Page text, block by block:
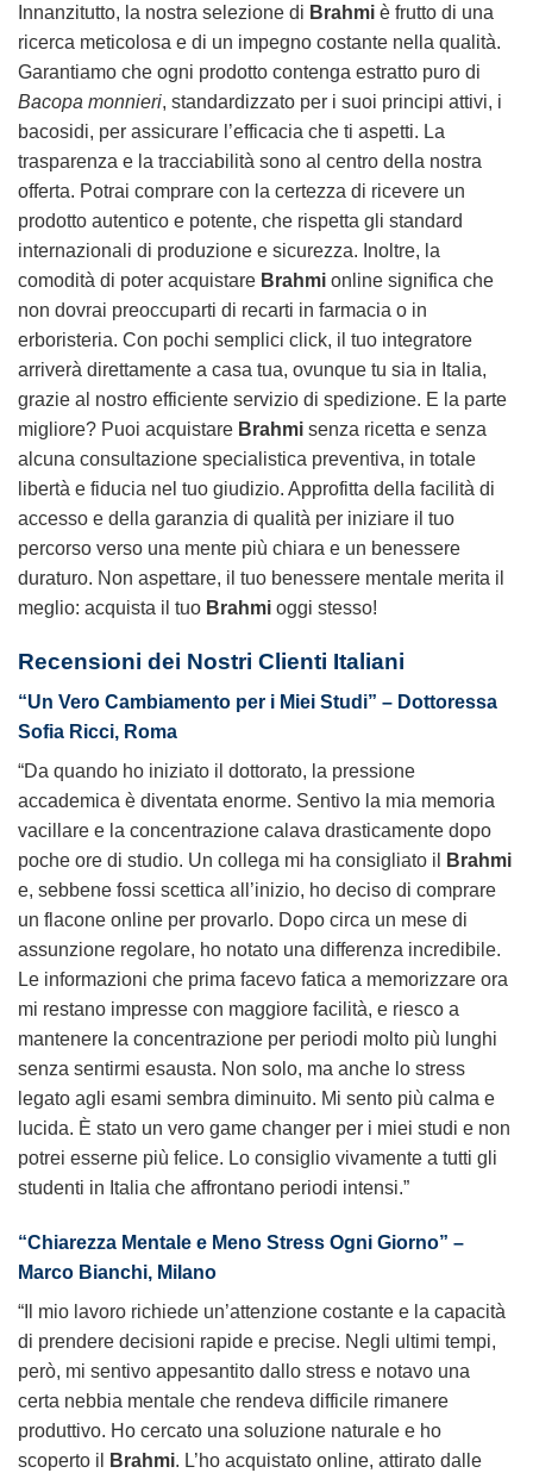
Innanzitutto, la nostra selezione di Brahmi è frutto di una
ricerca meticolosa e di un impegno costante nella qualità.
Garantiamo che ogni prodotto contenga estratto puro di
Bacopa monnieri, standardizzato per i suoi principi attivi, i
bacosidi, per assicurare l’efficacia che ti aspetti. La
trasparenza e la tracciabilità sono al centro della nostra
offerta. Potrai comprare con la certezza di ricevere un
prodotto autentico e potente, che rispetta gli standard
internazionali di produzione e sicurezza. Inoltre, la
comodità di poter acquistare Brahmi online significa che
non dovrai preoccuparti di recarti in farmacia o in
erboristeria. Con pochi semplici click, il tuo integratore
arriverà direttamente a casa tua, ovunque tu sia in Italia,
grazie al nostro efficiente servizio di spedizione. E la parte
migliore? Puoi acquistare Brahmi senza ricetta e senza
alcuna consultazione specialistica preventiva, in totale
libertà e fiducia nel tuo giudizio. Approfitta della facilità di
accesso e della garanzia di qualità per iniziare il tuo
percorso verso una mente più chiara e un benessere
duraturo. Non aspettare, il tuo benessere mentale merita il
meglio: acquista il tuo Brahmi oggi stesso!
Recensioni dei Nostri Clienti Italiani
“Un Vero Cambiamento per i Miei Studi” – Dottoressa
Sofia Ricci, Roma
“Da quando ho iniziato il dottorato, la pressione
accademica è diventata enorme. Sentivo la mia memoria
vacillare e la concentrazione calava drasticamente dopo
poche ore di studio. Un collega mi ha consigliato il
Brahmi
e, sebbene fossi scettica all’inizio, ho deciso di comprare
un flacone online per provarlo. Dopo circa un mese di
assunzione regolare, ho notato una differenza incredibile.
Le informazioni che prima facevo fatica a memorizzare ora
mi restano impresse con maggiore facilità, e riesco a
mantenere la concentrazione per periodi molto più lunghi
senza sentirmi esausta. Non solo, ma anche lo stress
legato agli esami sembra diminuito. Mi sento più calma e
lucida. È stato un vero game changer per i miei studi e non
potrei esserne più felice. Lo consiglio vivamente a tutti gli
studenti in Italia che affrontano periodi intensi.”
“Chiarezza Mentale e Meno Stress Ogni Giorno” –
Marco Bianchi, Milano
“Il mio lavoro richiede un’attenzione costante e la capacità
di prendere decisioni rapide e precise. Negli ultimi tempi,
però, mi sentivo appesantito dallo stress e notavo una
certa nebbia mentale che rendeva difficile rimanere
produttivo. Ho cercato una soluzione naturale e ho
scoperto il
Brahmi. L’ho acquistato online, attirato dalle